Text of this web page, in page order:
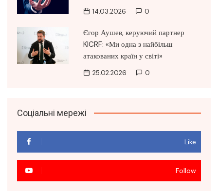
14.03.2026 0
Єгор Аушев, керуючий партнер
KICRF: «Ми одна з найбільш
атакованих країн у світі»
25.02.2026 0
Соціальні мережі
Like
Follow